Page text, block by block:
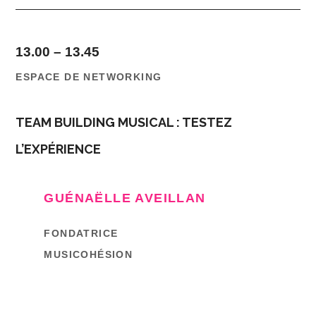
13.00 – 13.45
ESPACE DE NETWORKING
TEAM BUILDING MUSICAL : TESTEZ
L’EXPÉRIENCE
GUÉNAËLLE AVEILLAN
FONDATRICE
MUSICOHÉSION